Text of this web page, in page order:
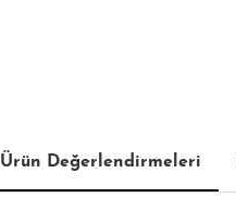
Ürün Değerlendirmeleri